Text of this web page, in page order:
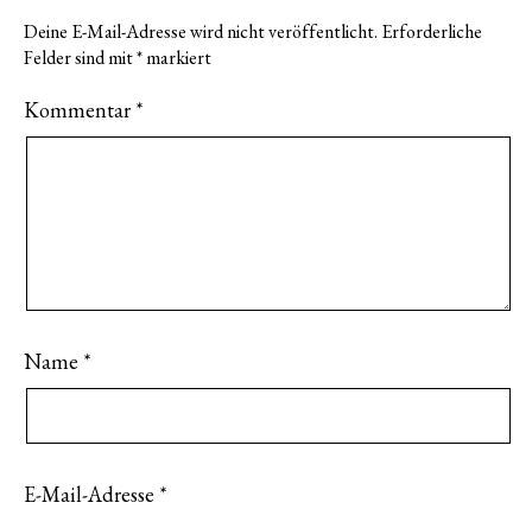
Deine E-Mail-Adresse wird nicht veröffentlicht. Erforderliche
Felder sind mit*markiert
Kommentar *
Name *
E-Mail-Adresse *